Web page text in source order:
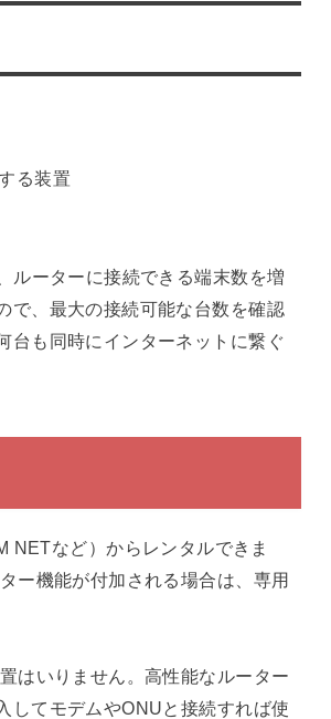
る装置
ルーターに接続できる端末数を増
で、最大の接続可能な台数を確認
台も同時にインターネットに繋ぐ
NETなど）からレンタルできま
ー機能が付加される場合は、専用
はいりません。高性能なルーター
してモデムやONUと接続すれば使